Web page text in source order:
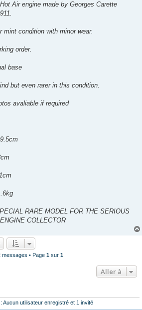
Air engine made by Georges Carette
mint condition with minor wear.
order.
base
but even rarer in this condition.
avaliable if required
RARE MODEL FOR THE SERIOUS
COLLECTOR
messages • Page 1 sur 1
Aller à
utilisateur enregistré et 1 invité